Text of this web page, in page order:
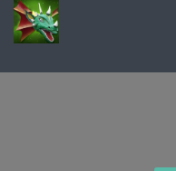
Aller
au
contenu